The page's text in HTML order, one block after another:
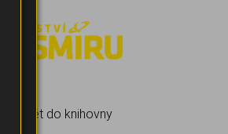
Zpět do knihovny